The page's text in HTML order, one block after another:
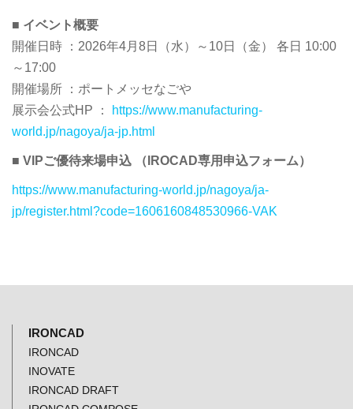
■ イベント概要
開催日時 ：2026年4月8日（水）～10日（金） 各日 10:00
～17:00
開催場所 ：ポートメッセなごや
展示会公式HP ：
https://www.manufacturing-
world.jp/nagoya/ja-jp.html
■ VIPご優待来場申込 （IROCAD専用申込フォーム）
https://www.manufacturing-world.jp/nagoya/ja-
jp/register.html?code=1606160848530966-VAK
IRONCAD
IRONCAD
INOVATE
IRONCAD DRAFT